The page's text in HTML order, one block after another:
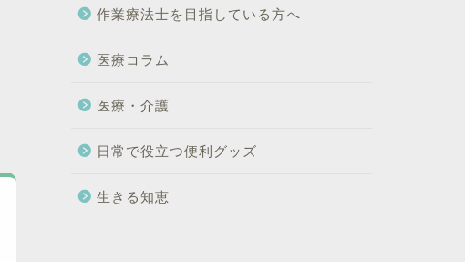
作業療法士を目指している方へ
医療コラム
医療・介護
日常で役立つ便利グッズ
生きる知恵